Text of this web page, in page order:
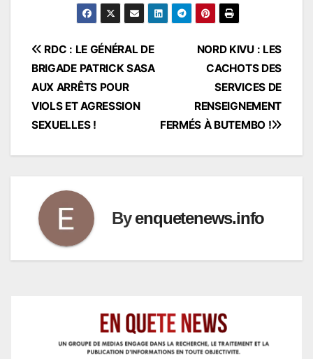
Navigation
de
l’article
NORD KIVU : LES
CACHOTS DES
SERVICES DE
RENSEIGNEMENT
FERMÉS À BUTEMBO !
RDC : LE GÉNÉRAL DE
BRIGADE PATRICK SASA
AUX ARRÊTS POUR
VIOLS ET AGRESSION
SEXUELLES !
Byenquetenews.info